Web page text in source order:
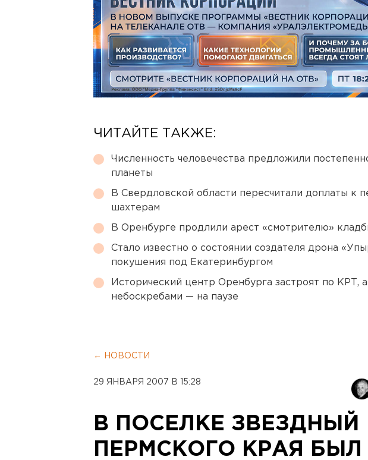
ЧИТАЙТЕ ТАКЖЕ:
Численность человечества предложили
планеты
В Свердловской области пересчитали доплаты к
шахтерам
В Оренбурге продлили арест «смотрителю»
Стало известно о состоянии создателя дрона
покушения под Екатеринбургом
Исторический центр Оренбурга застроят по КРТ,
небоскребами — на паузе
← НОВОСТИ
29 ЯНВАРЯ 2007 В 15:28
В ПОСЕЛКЕ ЗВЕЗДНЫЙ
ПЕРМСКОГО КРАЯ БЫЛ